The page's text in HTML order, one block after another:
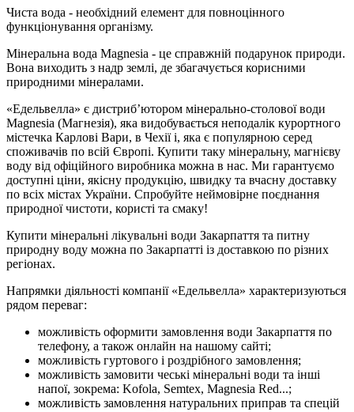
Чиста вода - необхідний елемент для повноцінного
функціонування організму.
Мінеральна вода Magnesia - це справжній подарунок природи.
Вона виходить з надр землі, де збагачується корисними
природними мінералами.
«Едельвелла» є дистриб’ютором мінерально-столової води
Magnesia (Магнезія), яка видобувається неподалік курортного
містечка Карлові Вари, в Чехії і, яка є популярною серед
споживачів по всій Європі. Купити таку мінеральну, магнієву
воду від офіційного виробника можна в нас. Ми гарантуємо
доступні ціни, якісну продукцію, швидку та вчасну доставку
по всіх містах України. Спробуйте неймовірне поєднання
природної чистоти, користі та смаку!
Купити мінеральні лікувальні води Закарпаття та питну
природну воду можна по Закарпатті із доставкою по різних
регіонах.
Напрямки діяльності компанії «Едельвелла» характеризуються
рядом переваг:
можливість оформити замовлення води Закарпаття по
телефону, а також онлайн на нашому сайті;
можливість гуртового і роздрібного замовлення;
можливість замовити чеські мінеральні води та інші
напої, зокрема: Kofola, Semtex, Magnesia Red...;
можливість замовлення натуральних приправ та спецій